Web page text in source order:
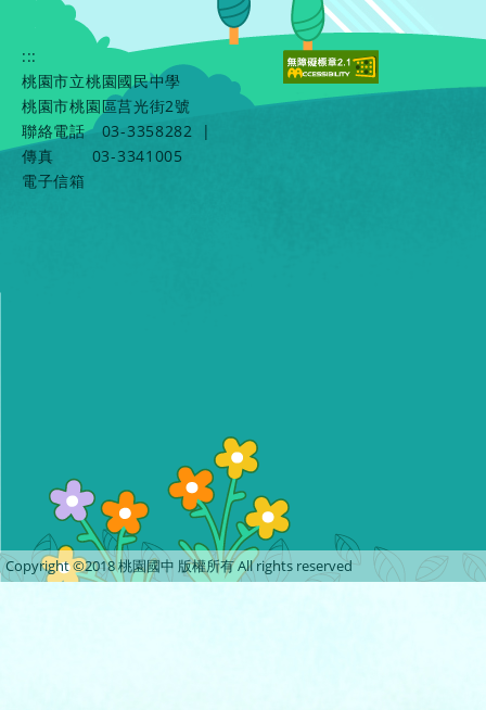
:::
桃園市立桃園國民中學
桃園市桃園區莒光街2號
聯絡電話
03-3358282
|
傳真
03-3341005
電子信箱
Copyright ©2018 桃園國中 版權所有 All rights reserved